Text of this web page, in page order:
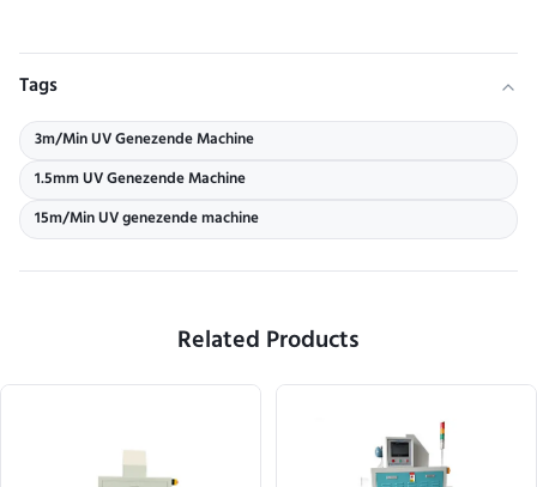
Tags
3m/Min UV Genezende Machine
1.5mm UV Genezende Machine
15m/Min UV genezende machine
Related Products